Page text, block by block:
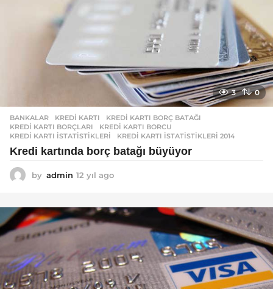
3 0
BANKALAR KREDI KARTI ,KREDI KARTI BORÇ BATAĞI
KREDI KARTI BORÇLARI
,KREDI KARTI BORCU
KREDI KARTI ISTATISTIKLERI
,KREDI KARTI ISTATISTIKLERI 2014
Kredi kartında borç batağı büyüyor
by admin 12 yıl ago
ı
l
g
o